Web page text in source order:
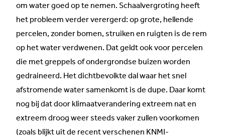
om water goed op te nemen. Schaalvergroting heeft
het probleem verder verergerd: op grote, hellende
percelen, zonder bomen, struiken en ruigten is de rem
op het water verdwenen. Dat geldt ook voor percelen
die met greppels of ondergrondse buizen worden
gedraineerd. Het dichtbevolkte dal waar het snel
afstromende water samenkomt is de dupe. Daar komt
nog bij dat door klimaatverandering extreem nat en
extreem droog weer steeds vaker zullen voorkomen
(zoals blijkt uit de recent verschenen KNMI-